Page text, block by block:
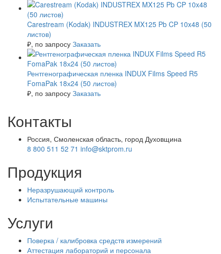
Carestream (Kodak) INDUSTREX MX125 Pb CP 10x48 (50
листов)
₽, по запросу Заказать
Рентгенографическая пленка INDUX Films Speed R5
FomaPak 18х24 (50 листов)
₽, по запросу Заказать
Контакты
Россия, Смоленская область, город Духовщина
8 800 511 52 71 info@sktprom.ru
Продукция
Неразрушающий контроль
Испытательные машины
Услуги
Поверка / калибровка средств измерений
Аттестация лабораторий и персонала